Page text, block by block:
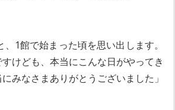
1館で始まった頃を思い出します。
けども、本当にこんな日がやってき
みなさまありがとうございました」